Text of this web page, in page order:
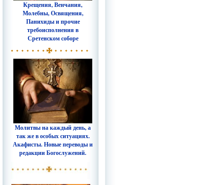
Крещения, Венчания,
Молебны, Освящения,
Панихиды и прочие
требоисполнения в
Сретенском соборе
Молитвы на каждый день, а
так же в особых ситуациях.
Акафисты. Новые переводы и
редакции Богослужений.